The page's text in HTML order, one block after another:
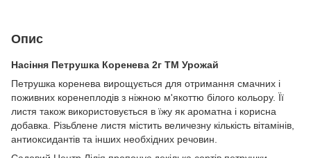
Опис
Насіння Петрушка Коренева 2г ТМ Урожай
Петрушка коренева вирощується для отримання смачних і
поживних коренеплодів з ніжною м'якоттю білого кольору. Її
листя також використовується в їжу як ароматна і корисна
добавка. Різьблене листя містить величезну кількість вітамінів,
антиоксидантів та інших необхідних речовин.